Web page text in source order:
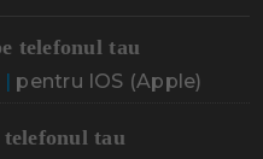
telefonul tau
| pentru IOS (Apple)
tau